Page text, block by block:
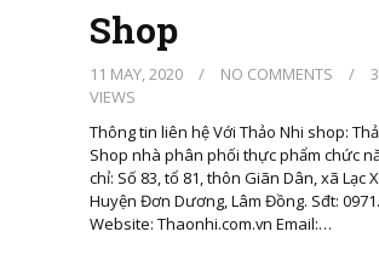
Shop
11 MAY, 2020 / NO COMMENTS /
VIEWS
Thông tin liên hệ Với Thảo Nhi shop:
Shop nhà phân phối thực phẩm chức
chỉ: Số 83, tổ 81, thôn Giãn Dân, xã Lạc
Huyện Đơn Dương, Lâm Đồng. Sđt:
Website: Thaonhi.com.vn Email:…